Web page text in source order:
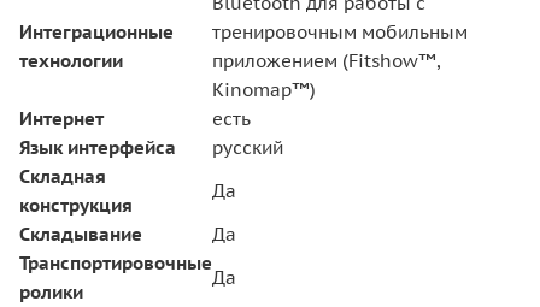
Интеграционные
технологии
тренировочным мобильным
приложением (Fitshow™,
Kinomap™)
Интернет
есть
Язык интерфейса
русский
Складная
конструкция
Да
Складывание
Да
Транспортировочные
ролики
Да